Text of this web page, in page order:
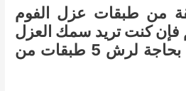
من طبقات عزل الفوم
1سم فإن كنت تريد سمك العزل
5 سم فإنك بحاجة لرش 5 طبقات من